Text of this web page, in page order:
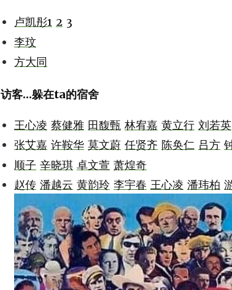
卢凯彤1 2 3
李玟
方大同
访客...躲在ta的宿舍
王心凌 蔡健雅 田馥甄 林宥嘉 黄立行 刘若英
张艾嘉 许鞍华 莫文蔚 任贤齐 陈奂仁 吕方
顺子 辛晓琪 卓文萱 萧煌奇
赵传 潘越云 黄韵玲 李宇春 王心凌 潘玮柏